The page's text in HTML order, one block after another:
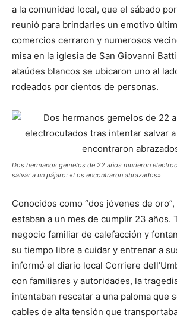
a la comunidad local, que el sábado
reunió para brindarles un emotivo
comercios cerraron y numerosos
misa en la iglesia de San Giovanni
ataúdes blancos se ubicaron uno al
rodeados por cientos de personas.
Dos hermanos gemelos de 22 años murieron
salvar a un pájaro: «Los encontraron abrazados»
Conocidos como “dos jóvenes de
estaban a un mes de cumplir 23 años.
negocio familiar de calefacción y
su tiempo libre a cuidar y entrenar a
informó el diario local Corriere
con familiares y autoridades, la
intentaban rescatar a una paloma que
cables de alta tensión que